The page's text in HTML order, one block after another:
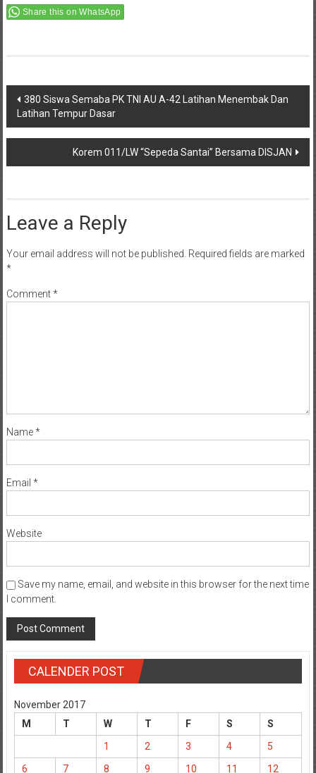
Share this on WhatsApp
Post
navigation
380 Siswa Semaba PK TNI AU A-42 Latihan Menembak Dan
Latihan Tempur Dasar
Korem 011/LW “Sepeda Santai” Bersama DISJAN
Leave a Reply
Your email address will not be published. Required fields are marked
*
Comment*
Name*
Email *
Website
Save my name, email, and website in this browser for the next time
I comment.
CALENDER POST
November 2017
M
T W T F S
S
1
2 3 4
5
6
7 8 9 10 11 12